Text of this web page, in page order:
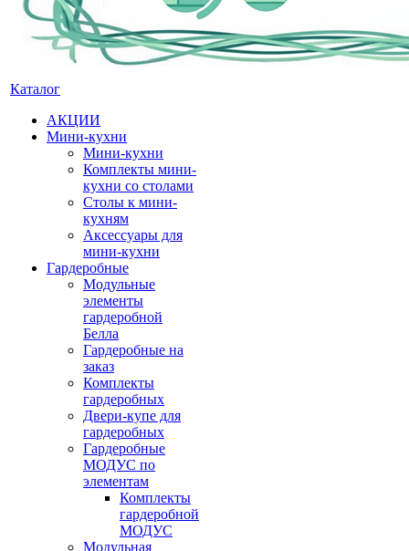
Каталог
АКЦИИ
Мини-кухни
Мини-кухни
Комплекты мини-
кухни со столами
Столы к мини-
кухням
Аксессуары для
мини-кухни
Гардеробные
Модульные
элементы
гардеробной
Белла
Гардеробные на
заказ
Комплекты
гардеробных
Двери-купе для
гардеробных
Гардеробные
МОДУС по
элементам
Комплекты
гардеробной
МОДУС
Модульная